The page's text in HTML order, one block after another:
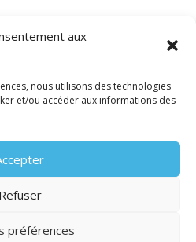
aux
nous utilisons des technologies
et/ou accéder aux informations des
Refuser
préférences
d’une faute séparable, le
de son préjudice qu’en
légales -